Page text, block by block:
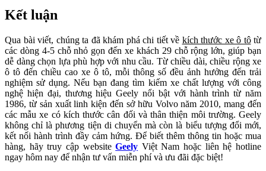
Kết luận
Qua bài viết, chúng ta đã khám phá chi tiết về kích thước xe ô tôtừ
các dòng 4-5 chỗ nhỏ gọn đến xe khách 29 chỗ rộng lớn, giúp bạn
dễ dàng chọn lựa phù hợp với nhu cầu. Từ chiều dài, chiều rộng xe
ô tô đến chiều cao xe ô tô, mỗi thông số đều ảnh hưởng đến trải
nghiệm sử dụng. Nếu bạn đang tìm kiếm xe chất lượng với công
nghệ hiện đại, thương hiệu Geely nổi bật với hành trình từ năm
1986, từ sản xuất linh kiện đến sở hữu Volvo năm 2010, mang đến
các mẫu xe có kích thước cân đối và thân thiện môi trường. Geely
không chỉ là phương tiện di chuyển mà còn là biểu tượng đổi mới,
kết nối hành trình đầy cảm hứng. Để biết thêm thông tin hoặc mua
hàng, hãy truy cập websiteGeely Việt Nam hoặc liên hệ hotline
ngay hôm nay để nhận tư vấn miễn phí và ưu đãi đặc biệt!